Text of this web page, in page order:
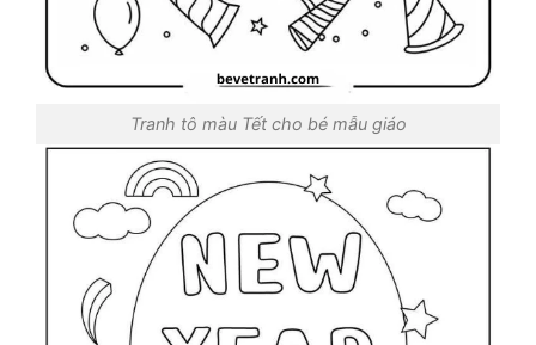
Tranh tô màu Tết cho bé mẫu giáo